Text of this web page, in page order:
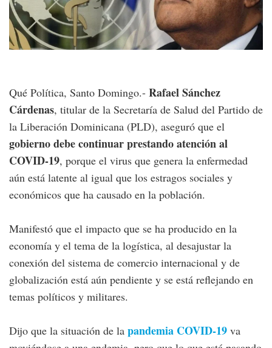
Qué Política, Santo Domingo.- Rafael Sánchez
Cárdenas, titular de la Secretaría de Salud del Partido de
la Liberación Dominicana (PLD), aseguró que el
gobierno debe continuar prestando atención al
COVID-19, porque el virus que genera la enfermedad
aún está latente al igual que los estragos sociales y
económicos que ha causado en la población.
Manifestó que el impacto que se ha producido en la
economía y el tema de la logística, al desajustar la
conexión del sistema de comercio internacional y de
globalización está aún pendiente y se está reflejando en
temas políticos y militares.
Dijo que la situación de la pandemia COVID-19 va